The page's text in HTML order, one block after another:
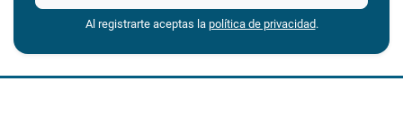
Al registrarte aceptas la política de privacidad.